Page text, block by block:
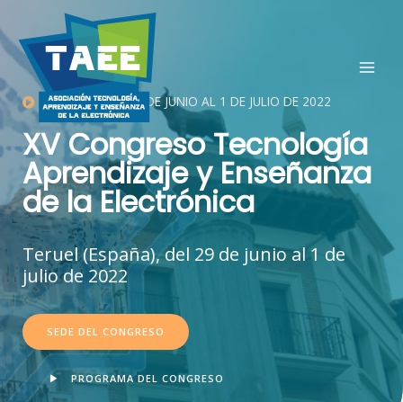
TERUEL, DEL 29 DE JUNIO AL 1 DE JULIO DE 2022
XV Congreso Tecnología
Aprendizaje y Enseñanza
de la Electrónica
Teruel (España), del 29 de junio al 1 de
julio de 2022
SEDE DEL CONGRESO
PROGRAMA DEL CONGRESO